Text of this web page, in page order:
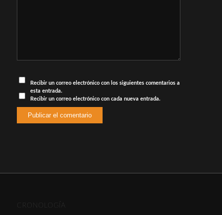
Recibir un correo electrónico con los siguientes comentarios a
esta entrada.
Recibir un correo electrónico con cada nueva entrada.
CRONOLOGÍA